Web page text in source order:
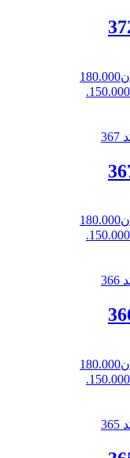
قیمت اصلی: تومان180.000
قیمت اصلی: تومان180.000
قیمت اصلی: تومان180.000